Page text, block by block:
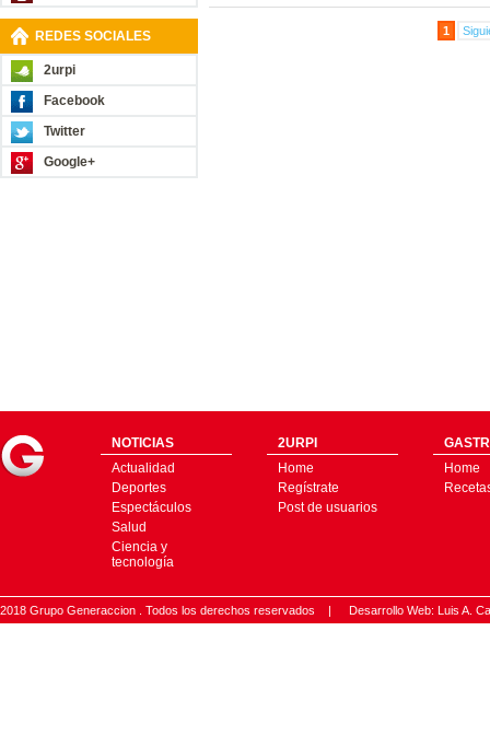
REDES SOCIALES
2urpi
Facebook
Twitter
Google+
1
NOTICIAS
Actualidad
Deportes
Espectáculos
Salud
Ciencia y
tecnología
2URPI
Home
Regístrate
Post de usuarios
Home
2018 Grupo Generaccion . Todos los derechos reservados | Desarrollo Web: Luis